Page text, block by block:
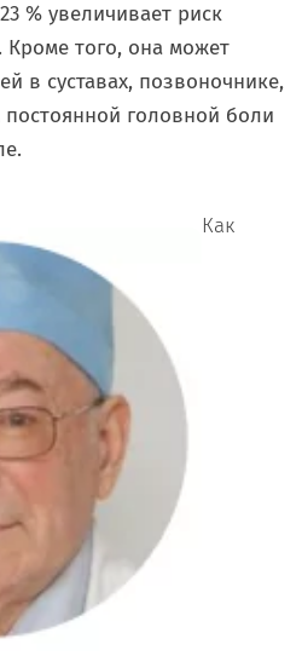
% увеличивает риск
Кроме того, она может
в суставах, позвоночнике,
головной боли
Как